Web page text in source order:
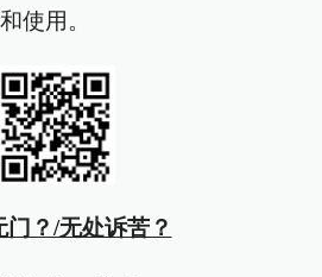
使用。
门？/无处诉苦？